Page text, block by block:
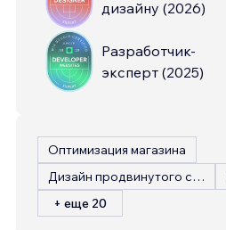
дизайну (2026)
Разработчик-
эксперт (2025)
Оптимизация магазина
Дизайн продвинутого сайта
+ еще 20